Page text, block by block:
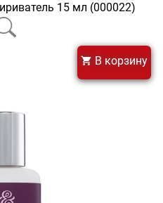
15 мл (000022)
В корзину